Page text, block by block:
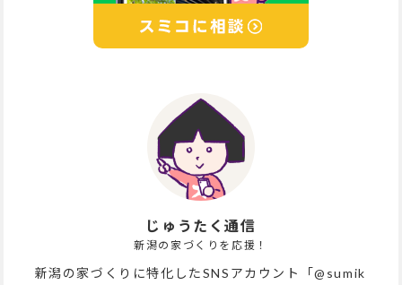
じゅうたく通信
新潟の家づくりを応援！
新潟の家づくりに特化したSNSアカウント「@sumik